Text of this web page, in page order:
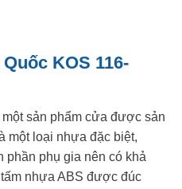
KOS 116-
sản phẩm cửa được sản
một loại nhựa đặc biệt,
phần phụ gia nên có khả
nhựa ABS được đúc